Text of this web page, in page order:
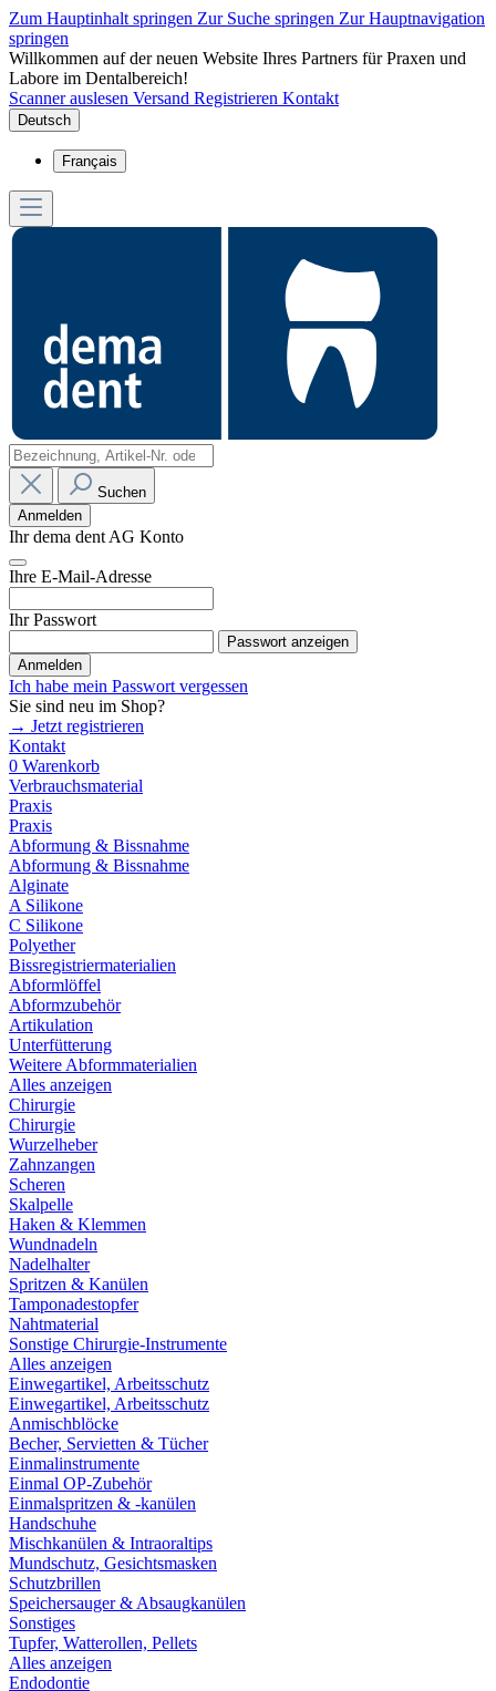
Zum Hauptinhalt springen Zur Suche springen Zur Hauptnavigation
springen
Willkommen auf der neuen Website Ihres Partners für Praxen und
Labore im Dentalbereich!
Scanner auslesen Versand Registrieren Kontakt
Deutsch
Français
Suchen
Anmelden
Ihr dema dent AG Konto
Ihre E-Mail-Adresse
Ihr Passwort
Passwort anzeigen
Anmelden
Ich habe mein Passwort vergessen
Sie sind neu im Shop?
→ Jetzt registrieren
Kontakt
0 Warenkorb
Verbrauchsmaterial
Praxis
Praxis
Abformung & Bissnahme
Abformung & Bissnahme
Alginate
A Silikone
C Silikone
Polyether
Bissregistriermaterialien
Abformlöffel
Abformzubehör
Artikulation
Unterfütterung
Weitere Abformmaterialien
Alles anzeigen
Chirurgie
Chirurgie
Wurzelheber
Zahnzangen
Scheren
Skalpelle
Haken & Klemmen
Wundnadeln
Nadelhalter
Spritzen & Kanülen
Tamponadestopfer
Nahtmaterial
Sonstige Chirurgie-Instrumente
Alles anzeigen
Einwegartikel, Arbeitsschutz
Einwegartikel, Arbeitsschutz
Anmischblöcke
Becher, Servietten & Tücher
Einmalinstrumente
Einmal OP-Zubehör
Einmalspritzen & -kanülen
Handschuhe
Mischkanülen & Intraoraltips
Mundschutz, Gesichtsmasken
Schutzbrillen
Speichersauger & Absaugkanülen
Sonstiges
Tupfer, Watterollen, Pellets
Alles anzeigen
Endodontie